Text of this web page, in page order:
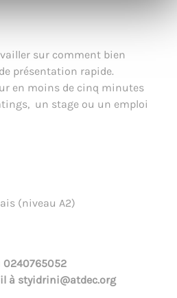
sur comment bien
présentation rapide.
en moins de cinq minutes
un stage ou un emploi
(niveau A2)
0240765052
à styidrini@atdec.org